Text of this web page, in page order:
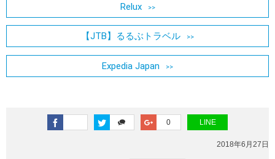
Relux
【JTB】るるぶトラベル
Expedia Japan
0 LINE
2018年6月27日